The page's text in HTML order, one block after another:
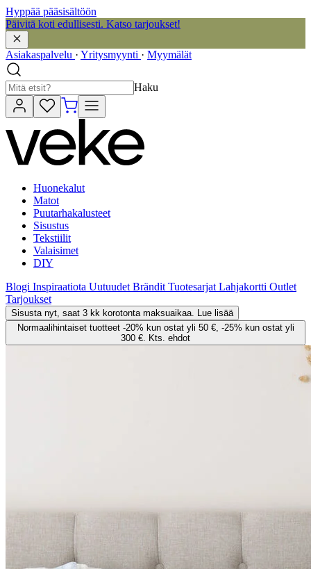
Hyppää pääsisältöön
Päivitä koti edullisesti. Katso tarjoukset!
Asiakaspalvelu · Yritysmyynti · Myymälät
Haku
Huonekalut
Matot
Puutarhakalusteet
Sisustus
Tekstiilit
Valaisimet
DIY
Blogi Inspiraatiota Uutuudet Brändit Tuotesarjat Lahjakortti Outlet
Tarjoukset
Sisusta nyt, saat 3 kk korotonta maksuaikaa. Lue lisää
Normaalihintaiset tuotteet -20% kun ostat yli 50 €, -25% kun ostat yli
300 €. Kts. ehdot